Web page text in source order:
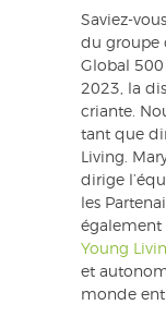
Saviez-
du groupe
Global 500
2023, la
criante.
tant que
Living.
dirige
les
également
Young
et
monde